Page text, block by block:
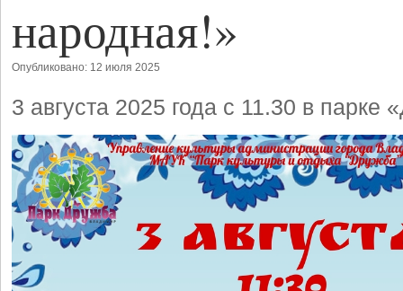
народная!»
Опубликовано: 12 июля 2025
3 августа 2025 года с 11.30 в парке